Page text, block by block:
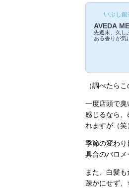
いぶし
AVEDA
先週末、久し
ある香りが気
に環境に配慮
（調べたら
一度店頭で臭
感じるなら
れますが（笑
季節の変わ
具合のバロメ
また、白髪
疎かにせず、